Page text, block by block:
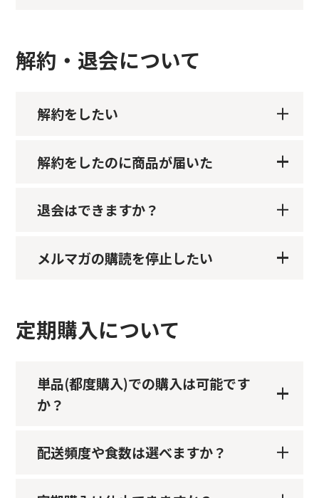
解約・退会について
解約をしたい
解約をしたのに商品が届いた
退会はできますか？
メルマガの購読を停止したい
定期購入について
単品(都度購入)での購入は可能です
か？
配送頻度や食数は選べますか？